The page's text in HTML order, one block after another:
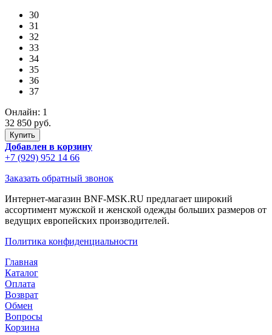
30
31
32
33
34
35
36
37
Онлайн: 1
32 850 руб.
Добавлен в корзину
+7 (929) 952 14 66
Заказать обратный звонок
Интернет-магазин BNF-MSK.RU предлагает широкий
ассортимент мужской и женской одежды больших размеров от
ведущих европейских производителей.
Политика конфиденциальности
Главная
Каталог
Оплата
Возврат
Обмен
Вопросы
Корзина